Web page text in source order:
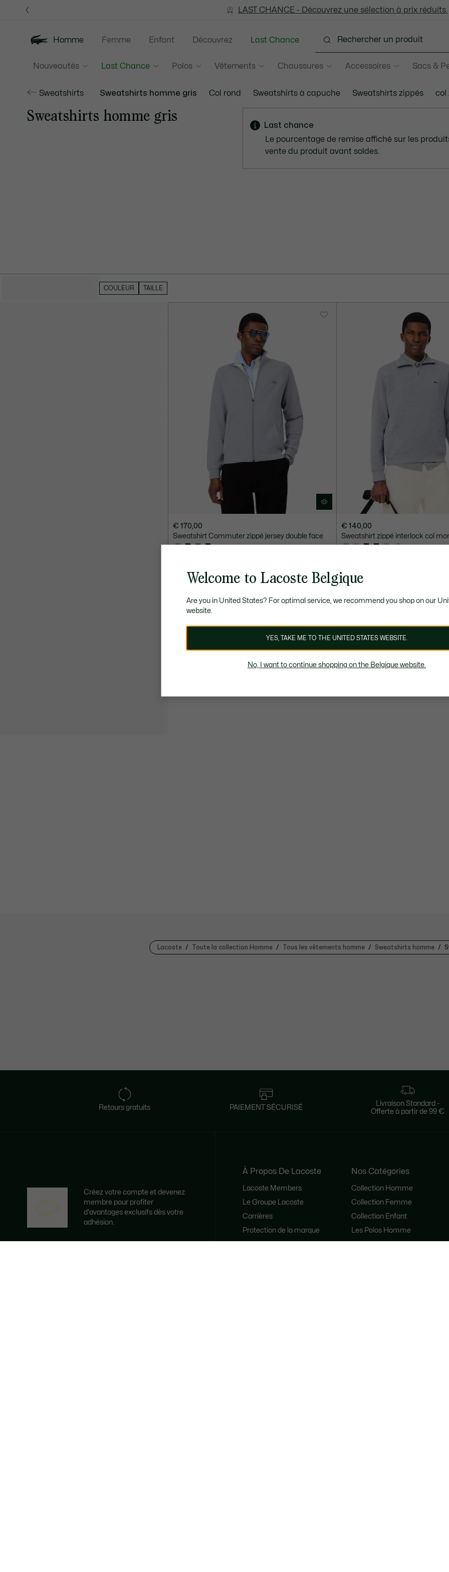
d’information
LAST CHANCE - Découvrez une sélection à prix réduits.
LAST CHANCE - Découvrez une sélection à prix réduits.
Homme
Nouveautés Last Chance Polos Vêtements Chaussures Accessoires Sacs &
Femme Enfant Découvrez Last Chance
Sweatshirts Sweatshirts homme gris Col rond Sweatshirts à capuche Sweatshirts zippés col
Sweatshirts homme gris
Last chance
Le pourcentage de remise affiché sur les
vente du produit avant soldes.
COULEUR TAILLE
€ 170,00
Sweatshirt Commuter zippé jersey double face
€ 140,00
Sweatshirt zippé interlock col
+ 6
Lacoste Toute la collection Homme Tous les vêtements homme Sweatshirts homme
Retours gratuits PAIEMENT SÉCURISÉ
Livraison Standard -
Offerte à partir de 99 €
Créez votre compte et devenez
membre pour profiter
d'avantages exclusifs dès votre
adhésion.
À Propos De Lacoste
Lacoste Members
Le Groupe Lacoste
Carrières
Protection de la marque
Nos Catégories
Collection Homme
Collection Femme
Collection Enfant
Les Polos Homme
Welcome to Lacoste Belgique
Are you in United States? For optimal service, we recommend you shop on our
website.
YES, TAKE ME TO THE UNITED STATES WEBSITE.
No, I want to continue shopping on the Belgique website.